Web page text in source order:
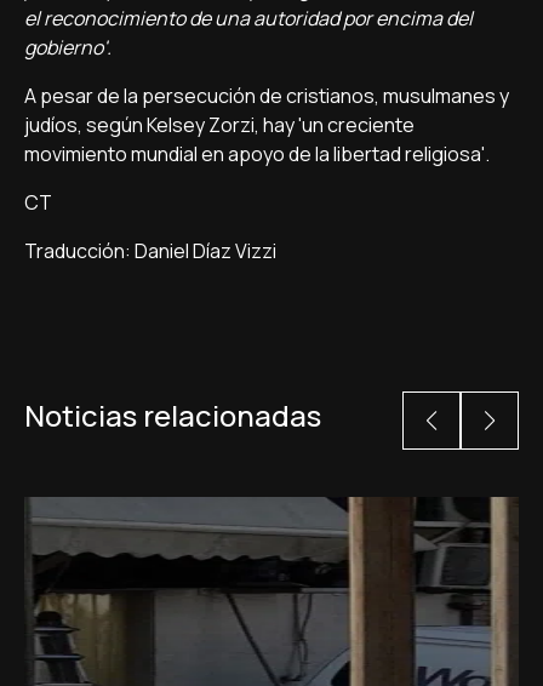
el reconocimiento de una autoridad por encima del
gobierno'.
A pesar de la persecución de cristianos, musulmanes y
judíos, según Kelsey Zorzi, hay 'un creciente
movimiento mundial en apoyo de la libertad religiosa'.
CT
Traducción: Daniel Díaz Vizzi
Noticias relacionadas